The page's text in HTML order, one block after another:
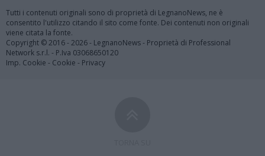
Tutti i contenuti originali sono di proprietà di LegnanoNews, ne è
consentito l'utilizzo citando il sito come fonte. Dei contenuti non originali
viene citata la fonte.
Copyright © 2016 - 2026 - LegnanoNews - Proprietà di Professional
Network s.r.l. - P.Iva 03068650120
Imp. Cookie - Cookie - Privacy